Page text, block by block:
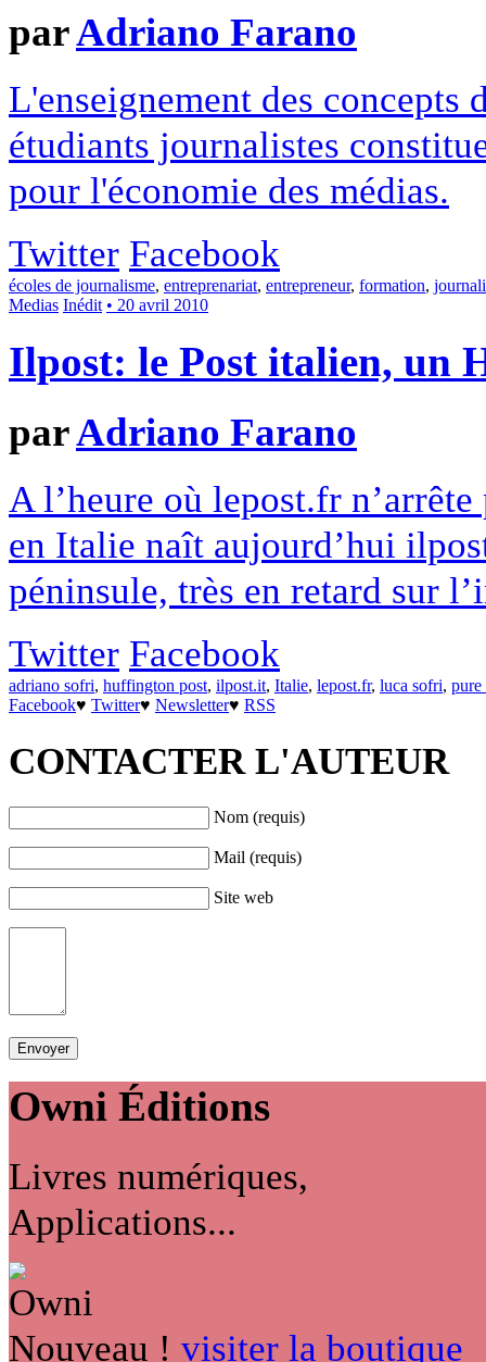
parAdriano Farano
L'enseignement des concepts
étudiants journalistes
pour l'économie des médias.
Twitter Facebook
écoles de journalisme, entreprenariat, entrepreneur, formation,
Medias Inédit • 20 avril 2010
Ilpost: le Post italien, un
parAdriano Farano
A l’heure où lepost.fr
en Italie naît aujourd’hui
péninsule, très en retard sur
Twitter Facebook
adriano sofri, huffington post, ilpost.it, Italie, lepost.fr, luca sofri, pure
Facebook♥ Twitter♥ Newsletter♥ RSS
CONTACTER L'AUTEUR
Nom (requis)
Mail (requis)
Site web
Owni Éditions
Livres numériques,
Applications...
Nouveau ! visiter la boutique